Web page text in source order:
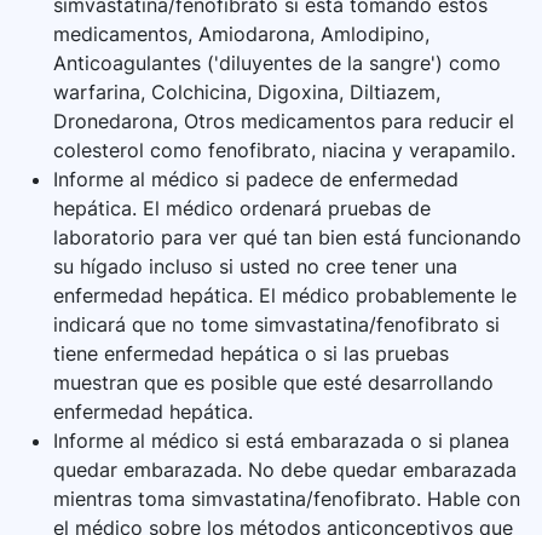
simvastatina/fenofibrato si está tomando estos
medicamentos, Amiodarona, Amlodipino,
Anticoagulantes ('diluyentes de la sangre') como
warfarina, Colchicina, Digoxina, Diltiazem,
Dronedarona, Otros medicamentos para reducir el
colesterol como fenofibrato, niacina y verapamilo.
Informe al médico si padece de enfermedad
hepática. El médico ordenará pruebas de
laboratorio para ver qué tan bien está funcionando
su hígado incluso si usted no cree tener una
enfermedad hepática. El médico probablemente le
indicará que no tome simvastatina/fenofibrato si
tiene enfermedad hepática o si las pruebas
muestran que es posible que esté desarrollando
enfermedad hepática.
Informe al médico si está embarazada o si planea
quedar embarazada. No debe quedar embarazada
mientras toma simvastatina/fenofibrato. Hable con
el médico sobre los métodos anticonceptivos que